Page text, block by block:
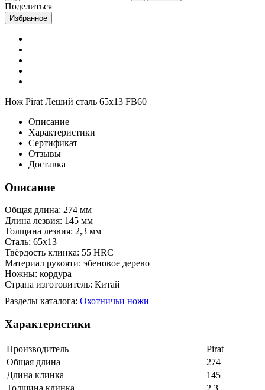
Поделиться
Избранное
Нож Pirat Леший сталь 65х13 FB60
Описание
Характеристики
Сертификат
Отзывы
Доставка
Описание
Общая длина: 274 мм
Длина лезвия: 145 мм
Толщина лезвия: 2,3 мм
Сталь: 65х13
Твёрдость клинка: 55 HRC
Материал рукояти: эбеновое дерево
Ножны: кордура
Страна изготовитель: Китай
Разделы каталога: Охотничьи ножи
Характеристики
Производитель
Pirat
Общая длина
274
Длина клинка
145
Толщина клинка
2.3